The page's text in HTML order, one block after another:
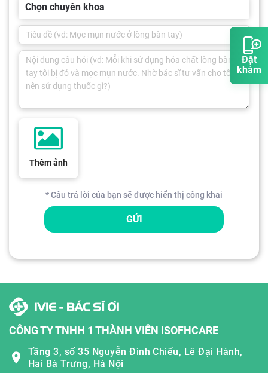
Đặt
khám
Chọn chuyên khoa
Thêm ảnh
* Câu trả lời của bạn sẽ được hiển thị công khai
GỬI
CÔNG TY TNHH 1 THÀNH VIÊN ISOFHCARE
Tầng 3, số 35 Nguyễn Đình Chiểu, Lê Đại Hành,
Hai Bà Trưng, Hà Nội